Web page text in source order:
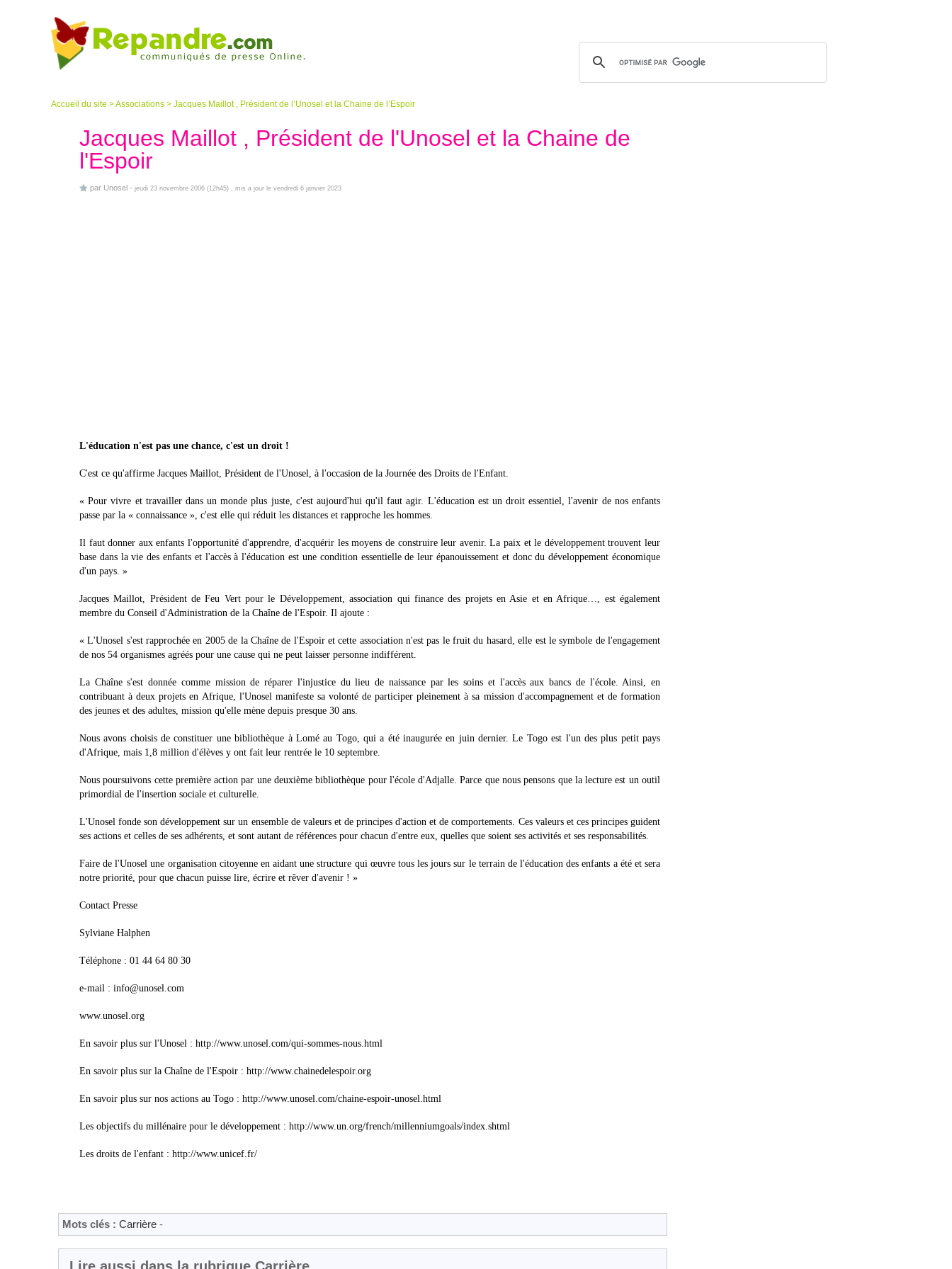
Accueil du site >Associations > Jacques Maillot , Président de l’Unosel et la Chaine de l’Espoir
Jacques Maillot , Président de l'Unosel et la Chaine de
l'Espoir
par Unosel - jeudi 23 novembre 2006 (12h45) , mis a jour le vendredi 6 janvier 2023
L'éducation n'est pas une chance, c'est un droit !
C'est ce qu'affirme Jacques Maillot, Président de l'Unosel, à l'occasion de la Journée des Droits de l'Enfant.
« Pour vivre et travailler dans un monde plus juste, c'est aujourd'hui qu'il faut agir. L'éducation est un droit essentiel, l'avenir de nos enfants
passe par la « connaissance », c'est elle qui réduit les distances et rapproche les hommes.
Il faut donner aux enfants l'opportunité d'apprendre, d'acquérir les moyens de construire leur avenir. La paix et le développement trouvent leur
base dans la vie des enfants et l'accès à l'éducation est une condition essentielle de leur épanouissement et donc du développement économique
d'un pays. »
Jacques Maillot, Président de Feu Vert pour le Développement, association qui finance des projets en Asie et en Afrique…, est également
membre du Conseil d'Administration de la Chaîne de l'Espoir. Il ajoute :
« L'Unosel s'est rapprochée en 2005 de la Chaîne de l'Espoir et cette association n'est pas le fruit du hasard, elle est le symbole de l'engagement
de nos 54 organismes agréés pour une cause qui ne peut laisser personne indifférent.
La Chaîne s'est donnée comme mission de réparer l'injustice du lieu de naissance par les soins et l'accès aux bancs de l'école. Ainsi, en
contribuant à deux projets en Afrique, l'Unosel manifeste sa volonté de participer pleinement à sa mission d'accompagnement et de formation
des jeunes et des adultes, mission qu'elle mène depuis presque 30 ans.
Nous avons choisis de constituer une bibliothèque à Lomé au Togo, qui a été inaugurée en juin dernier. Le Togo est l'un des plus petit pays
d'Afrique, mais 1,8 million d'élèves y ont fait leur rentrée le 10 septembre.
Nous poursuivons cette première action par une deuxième bibliothèque pour l'école d'Adjalle. Parce que nous pensons que la lecture est un outil
primordial de l'insertion sociale et culturelle.
L'Unosel fonde son développement sur un ensemble de valeurs et de principes d'action et de comportements. Ces valeurs et ces principes guident
ses actions et celles de ses adhérents, et sont autant de références pour chacun d'entre eux, quelles que soient ses activités et ses responsabilités.
Faire de l'Unosel une organisation citoyenne en aidant une structure qui œuvre tous les jours sur le terrain de l'éducation des enfants a été et sera
notre priorité, pour que chacun puisse lire, écrire et rêver d'avenir ! »
Contact Presse
Sylviane Halphen
Téléphone : 01 44 64 80 30
e-mail : info@unosel.com
www.unosel.org
En savoir plus sur l'Unosel : http://www.unosel.com/qui-sommes-nous.html
En savoir plus sur la Chaîne de l'Espoir : http://www.chainedelespoir.org
En savoir plus sur nos actions au Togo : http://www.unosel.com/chaine-espoir-unosel.html
Les objectifs du millénaire pour le développement : http://www.un.org/french/millenniumgoals/index.shtml
Les droits de l'enfant : http://www.unicef.fr/
Mots clés : Carrière -